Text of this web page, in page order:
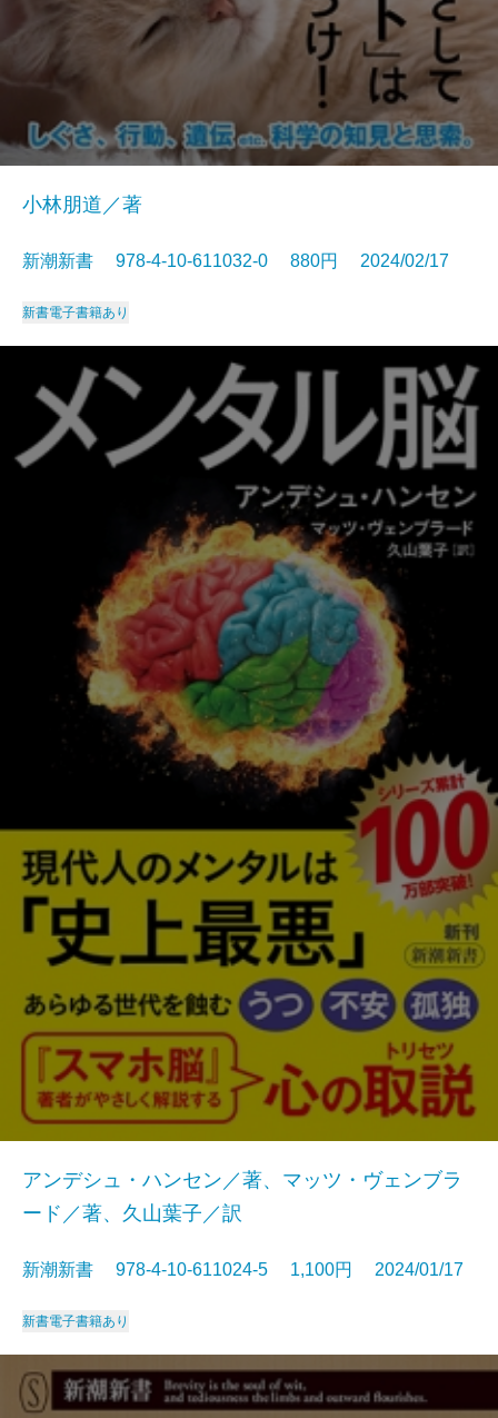
小林朋道／著
新潮新書 978-4-10-611032-0 880円 2024/02/17
新書電子書籍あり
アンデシュ・ハンセン／著、マッツ・ヴェンブラ
ード／著、久山葉子／訳
新潮新書 978-4-10-611024-5 1,100円 2024/01/17
新書電子書籍あり